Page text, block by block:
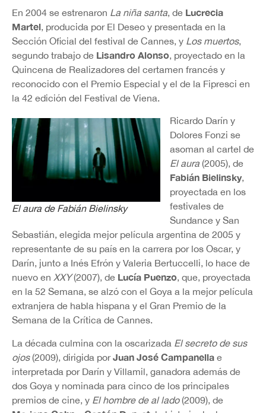
En 2004 se estrenaron La niña santa, de Lucrecia
Martel, producida por El Deseo y presentada en la
Sección Oficial del festival de Cannes, y Los muertos,
segundo trabajo de Lisandro Alonso, proyectado en la
Quincena de Realizadores del certamen francés y
reconocido con el Premio Especial y el de la Fipresci en
la 42 edición del Festival de Viena.
El aura de Fabián Bielinsky
Ricardo Darín y
Dolores Fonzi se
asoman al cartel de
El aura (2005), de
Fabián Bielinsky,
proyectada en los
festivales de
Sundance y San
Sebastián, elegida mejor película argentina de 2005 y
representante de su país en la carrera por los Oscar, y
Darín, junto a Inés Efrón y Valeria Bertuccelli, lo hace de
nuevo en XXY(2007), de Lucía Puenzo, que, proyectada
en la 52 Semana, se alzó con el Goya a la mejor película
extranjera de habla hispana y el Gran Premio de la
Semana de la Crítica de Cannes.
La década culmina con la oscarizada El secreto de sus
ojos(2009), dirigida porJuan José Campanella e
interpretada por Darín y Villamil, ganadora además de
dos Goya y nominada para cinco de los principales
premios de cine, y El hombre de al lado(2009), de